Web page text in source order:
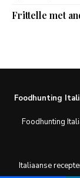
Frittelle met
Foodhunting
Foodhunting
Italiaanse